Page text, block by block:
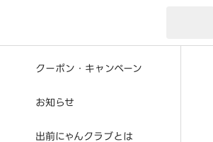
クーポン・キャンペーン
お知らせ
出前にゃんクラブとは